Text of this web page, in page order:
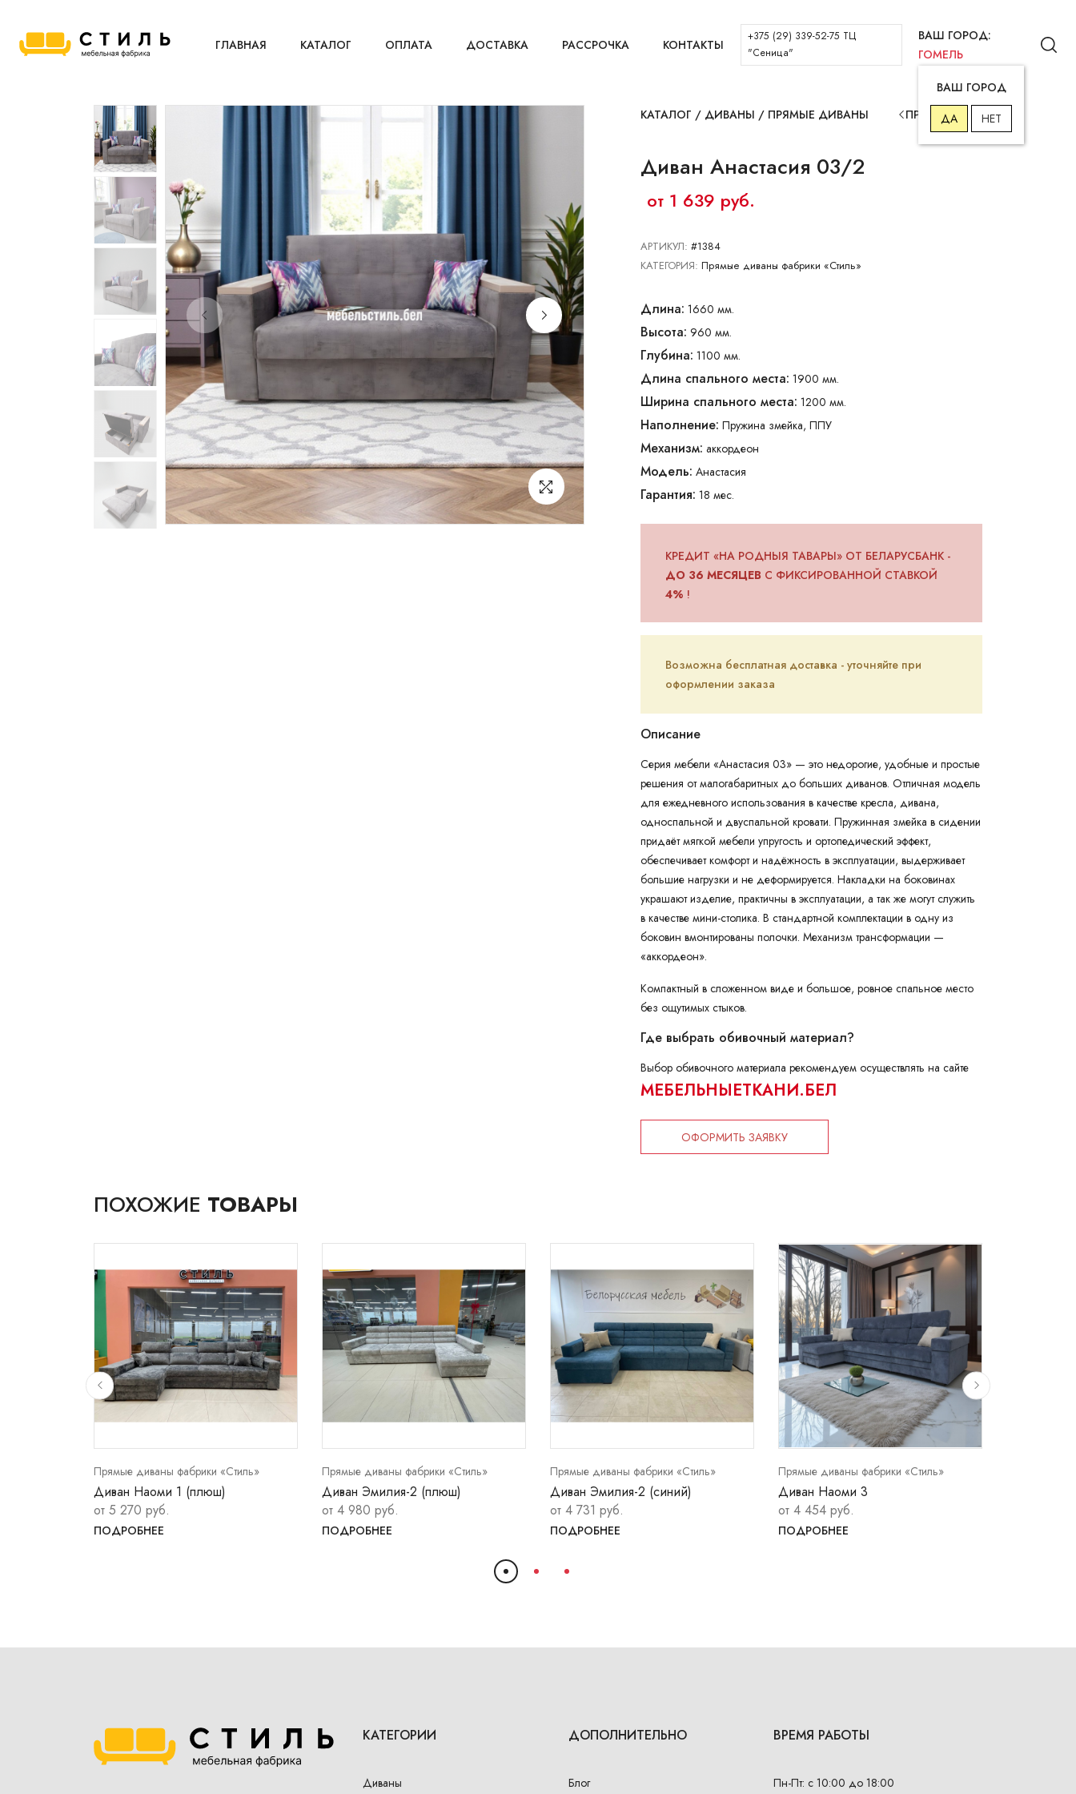
ГЛАВНАЯ КАТАЛОГ ОПЛАТА ДОСТАВКА РАССРОЧКА КОНТАКТЫ
+375 (29) 339-52-75 ТЦ
"Сеница"
ВАШ ГОРОД:
ГОМЕЛЬ
ВАШ ГОРОД
ДА
НЕТ
КАТАЛОГ / ДИВАНЫ / ПРЯМЫЕ ДИВАНЫ ПРЕД. СЛЕД.
Диван Анастасия 03/2
от 1 639 руб.
АРТИКУЛ: #1384
КАТЕГОРИЯ: Прямые диваны фабрики «Стиль»
Длина: 1660 мм.
Высота: 960 мм.
Глубина: 1100 мм.
Длина спального места: 1900 мм.
Ширина спального места: 1200 мм.
Наполнение: Пружина змейка, ППУ
Механизм: аккордеон
Модель: Анастасия
Гарантия: 18 мес.
КРЕДИТ «НА РОДНЫЯ ТАВАРЫ» ОТ БЕЛАРУСБАНК -
ДО 36 МЕСЯЦЕВ С ФИКСИРОВАННОЙ СТАВКОЙ
4% !
Возможна бесплатная доставка - уточняйте при
оформлении заказа
Описание
Серия мебели «Анастасия 03» — это недорогие, удобные и простые
решения от малогабаритных до больших диванов. Отличная модель
для ежедневного использования в качестве кресла, дивана,
односпальной и двуспальной кровати. Пружинная змейка в сидении
придаёт мягкой мебели упругость и ортопедический эффект,
обеспечивает комфорт и надёжность в эксплуатации, выдерживает
большие нагрузки и не деформируется. Накладки на боковинах
украшают изделие, практичны в эксплуатации, а так же могут служить
в качестве мини-столика. В стандартной комплектации в одну из
боковин вмонтированы полочки. Механизм трансформации —
«аккордеон».
Компактный в сложенном виде и большое, ровное спальное место
без ощутимых стыков.
Где выбрать обивочный материал?
Выбор обивочного материала рекомендуем осуществлять на сайте
МЕБЕЛЬНЫЕТКАНИ.БЕЛ
ОФОРМИТЬ ЗАЯВКУ
ПОХОЖИЕ ТОВАРЫ
Прямые диваны фабрики «Стиль»
Диван Наоми 1 (плюш)
от 5 270 руб.
ПОДРОБНЕЕ
Прямые диваны фабрики «Стиль»
Диван Эмилия-2 (плюш)
от 4 980 руб.
ПОДРОБНЕЕ
Прямые диваны фабрики «Стиль»
Диван Эмилия-2 (синий)
от 4 731 руб.
ПОДРОБНЕЕ
Прямые диваны фабрики «Стиль»
Диван Наоми 3
от 4 454 руб.
ПОДРОБНЕЕ
КАТЕГОРИИ
Диваны
ДОПОЛНИТЕЛЬНО
Блог
ВРЕМЯ РАБОТЫ
Пн-Пт: с 10:00 до 18:00